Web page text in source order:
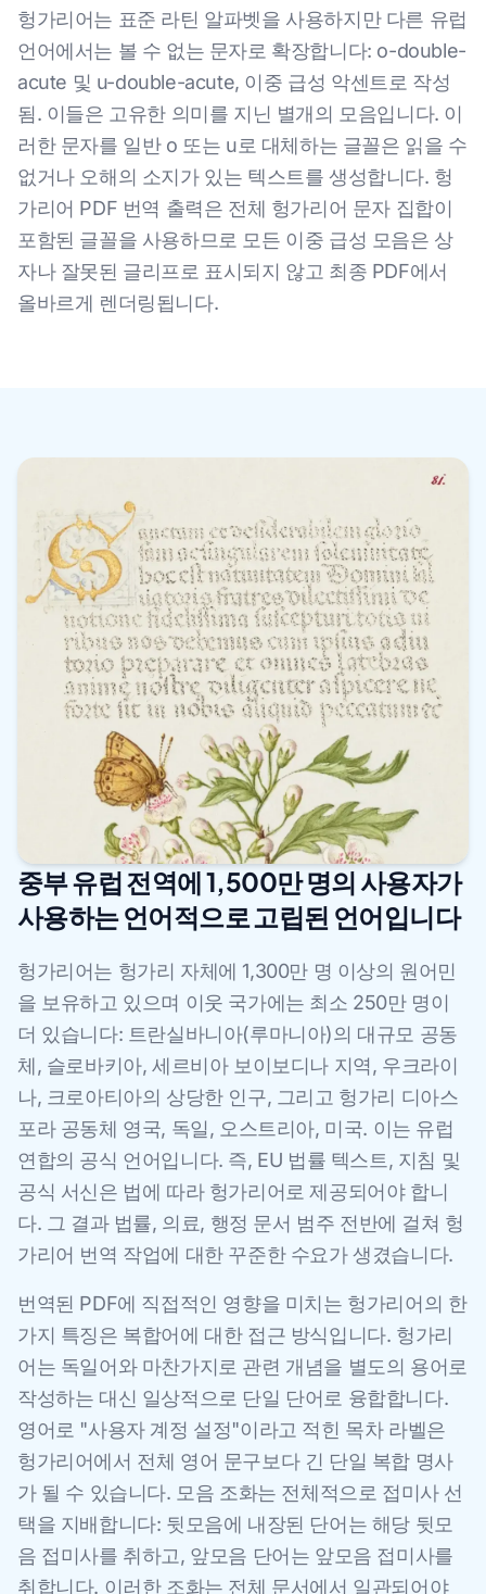
헝가리어는 표준 라틴 알파벳을 사용하지만 다른 유럽
언어에서는 볼 수 없는 문자로 확장합니다: o-double-
acute 및 u-double-acute, 이중 급성 악센트로 작성
됨. 이들은 고유한 의미를 지닌 별개의 모음입니다. 이
러한 문자를 일반 o 또는 u로 대체하는 글꼴은 읽을 수
없거나 오해의 소지가 있는 텍스트를 생성합니다. 헝
가리어 PDF 번역 출력은 전체 헝가리어 문자 집합이
포함된 글꼴을 사용하므로 모든 이중 급성 모음은 상
자나 잘못된 글리프로 표시되지 않고 최종 PDF에서
올바르게 렌더링됩니다.
중부 유럽 전역에 1,500만 명의 사용자가
사용하는 언어적으로 고립된 언어입니다
헝가리어는 헝가리 자체에 1,300만 명 이상의 원어민
을 보유하고 있으며 이웃 국가에는 최소 250만 명이
더 있습니다: 트란실바니아(루마니아)의 대규모 공동
체, 슬로바키아, 세르비아 보이보디나 지역, 우크라이
나, 크로아티아의 상당한 인구, 그리고 헝가리 디아스
포라 공동체 영국, 독일, 오스트리아, 미국. 이는 유럽
연합의 공식 언어입니다. 즉, EU 법률 텍스트, 지침 및
공식 서신은 법에 따라 헝가리어로 제공되어야 합니
다. 그 결과 법률, 의료, 행정 문서 범주 전반에 걸쳐 헝
가리어 번역 작업에 대한 꾸준한 수요가 생겼습니다.
번역된 PDF에 직접적인 영향을 미치는 헝가리어의 한
가지 특징은 복합어에 대한 접근 방식입니다. 헝가리
어는 독일어와 마찬가지로 관련 개념을 별도의 용어로
작성하는 대신 일상적으로 단일 단어로 융합합니다.
영어로 "사용자 계정 설정"이라고 적힌 목차 라벨은
헝가리어에서 전체 영어 문구보다 긴 단일 복합 명사
가 될 수 있습니다. 모음 조화는 전체적으로 접미사 선
택을 지배합니다: 뒷모음에 내장된 단어는 해당 뒷모
음 접미사를 취하고, 앞모음 단어는 앞모음 접미사를
취합니다. 이러한 조화는 전체 문서에서 일관되어야